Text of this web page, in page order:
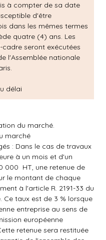
à compter de sa date
d'être
dans les mêmes termes
quatre (4) ans. Les
seront exécutées
l'Assemblée nationale
délai
du marché.
marché
: Dans le cas de travaux
à un mois et d'un
 HT, une retenue de
le montant de chaque
à l'article R. 2191-33 du
taux est de 3 % lorsque
entreprise au sens de
européenne
retenue sera restituée